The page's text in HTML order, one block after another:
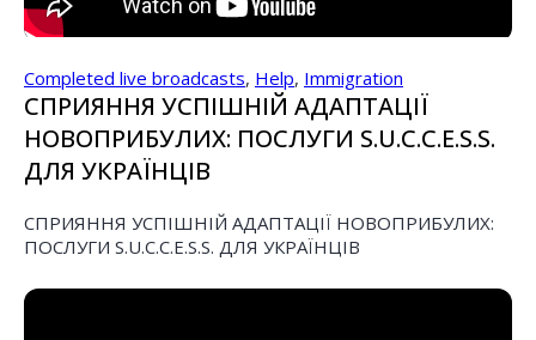
Completed live broadcasts, Help, Immigration
СПРИЯННЯ УСПІШНІЙ АДАПТАЦІЇ
НОВОПРИБУЛИХ: ПОСЛУГИ S.U.C.C.E.S.S.
ДЛЯ УКРАЇНЦІВ
СПРИЯННЯ УСПІШНІЙ АДАПТАЦІЇ НОВОПРИБУЛИХ:
ПОСЛУГИ S.U.C.C.E.S.S. ДЛЯ УКРАЇНЦІВ